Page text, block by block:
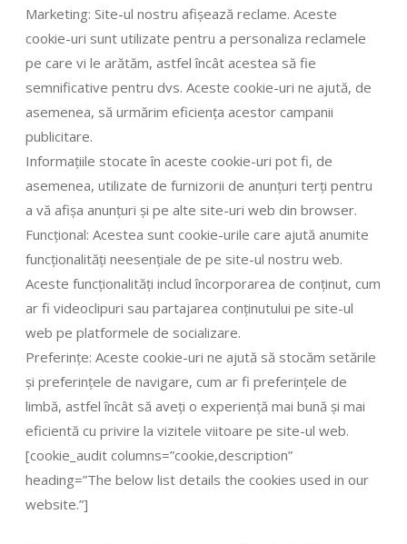
Marketing: Site-ul nostru afișează reclame. Aceste
cookie-uri sunt utilizate pentru a personaliza reclamele
pe care vi le arătăm, astfel încât acestea să fie
semnificative pentru dvs. Aceste cookie-uri ne ajută, de
asemenea, să urmărim eficiența acestor campanii
publicitare.
Informațiile stocate în aceste cookie-uri pot fi, de
asemenea, utilizate de furnizorii de anunțuri terți pentru
a vă afișa anunțuri și pe alte site-uri web din browser.
Funcțional: Acestea sunt cookie-urile care ajută anumite
funcționalități neesențiale de pe site-ul nostru web.
Aceste funcționalități includ încorporarea de conținut, cum
ar fi videoclipuri sau partajarea conținutului pe site-ul
web pe platformele de socializare.
Preferințe: Aceste cookie-uri ne ajută să stocăm setările
și preferințele de navigare, cum ar fi preferințele de
limbă, astfel încât să aveți o experiență mai bună și mai
eficientă cu privire la vizitele viitoare pe site-ul web.
[cookie_audit columns=”cookie,description”
heading=”The below list details the cookies used in our
website.”]